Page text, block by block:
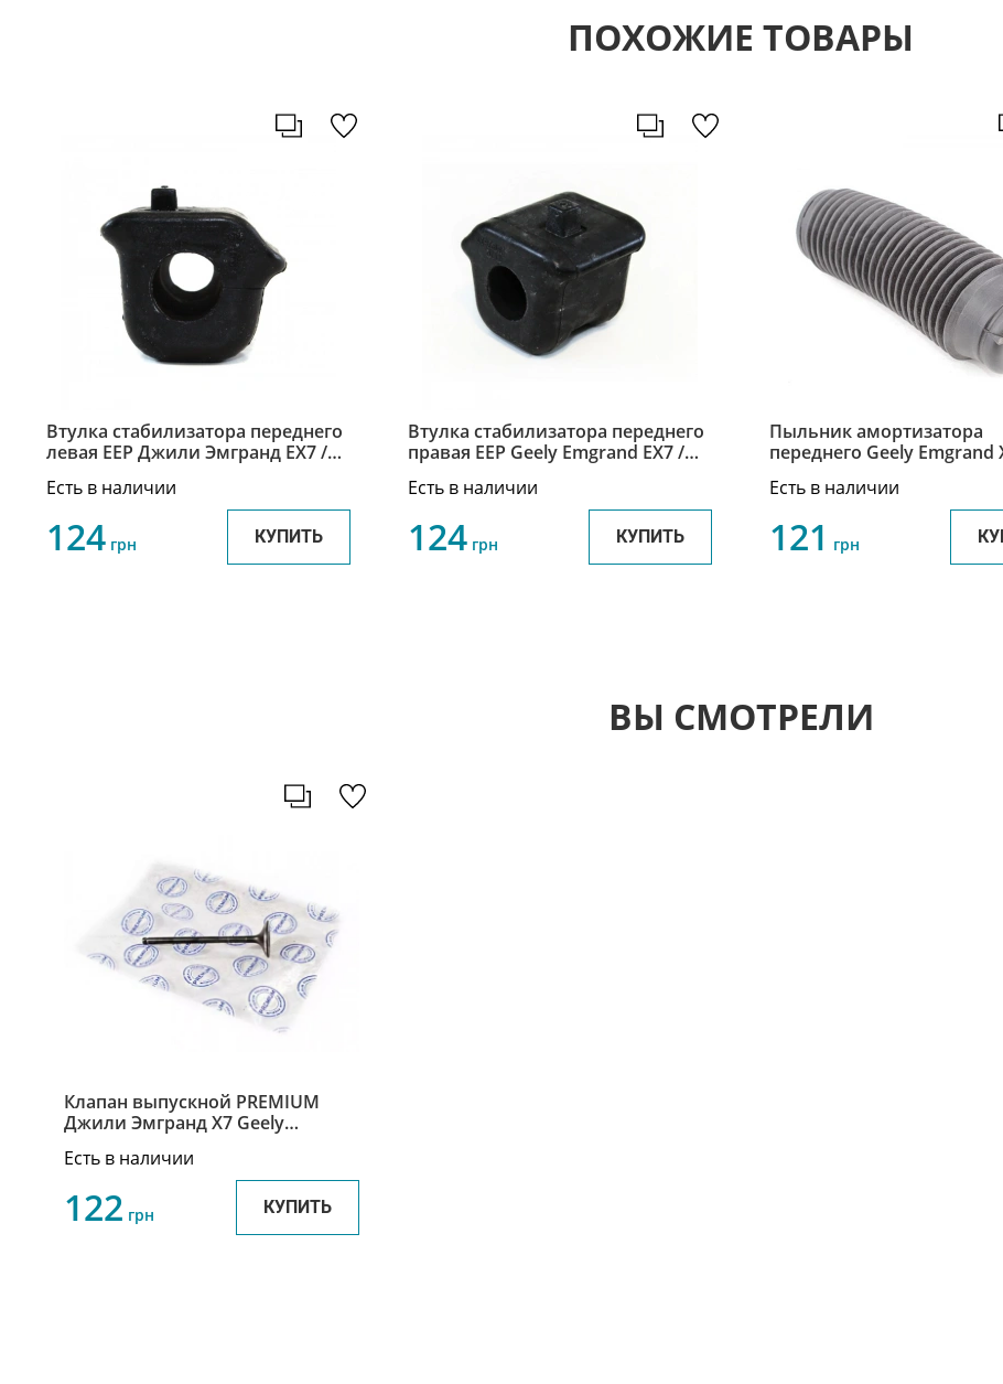
ПОХОЖИЕ ТОВАРЫ
Втулка стабилизатора переднего
левая EEP Джили Эмгранд ЕХ7 /
Есть в наличии
124 грн КУПИТЬ
Втулка стабилизатора переднего
правая EEP Geely Emgrand EX7 /
EEP
Есть в наличии
124 грн КУПИТЬ
Пыльник амортизатора
переднего Geely Emgrand
1014012773
Есть в наличии
121 грн
ВЫ СМОТРЕЛИ
Клапан выпускной PREMIUM
Джили Эмгранд Х7 Geely
Есть в наличии
122 грн КУПИТЬ